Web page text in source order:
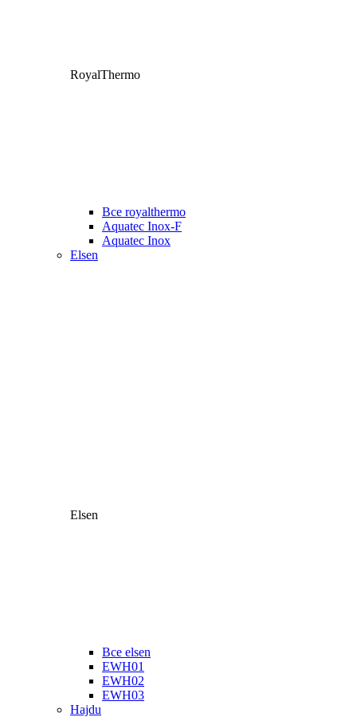
RoyalThermo
Все royalthermo
Aquatec Inox-F
Aquatec Inox
Elsen
Elsen
Все elsen
EWH01
EWH02
EWH03
Hajdu